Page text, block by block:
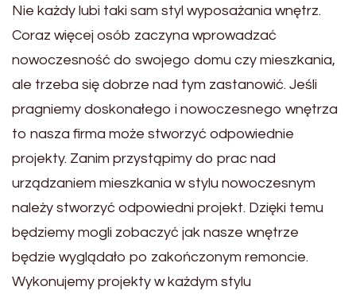
Nie każdy lubi taki sam styl wyposażania wnętrz.
Coraz więcej osób zaczyna wprowadzać
nowoczesność do swojego domu czy mieszkania,
ale trzeba się dobrze nad tym zastanowić. Jeśli
pragniemy doskonałego i nowoczesnego wnętrza
to nasza firma może stworzyć odpowiednie
projekty. Zanim przystąpimy do prac nad
urządzaniem mieszkania w stylu nowoczesnym
należy stworzyć odpowiedni projekt. Dzięki temu
będziemy mogli zobaczyć jak nasze wnętrze
będzie wyglądało po zakończonym remoncie.
Wykonujemy projekty w każdym stylu